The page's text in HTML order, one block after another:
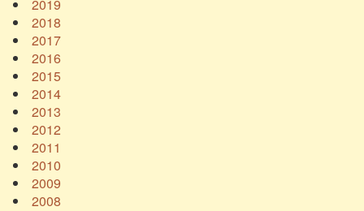
2019
2018
2017
2016
2015
2014
2013
2012
2011
2010
2009
2008